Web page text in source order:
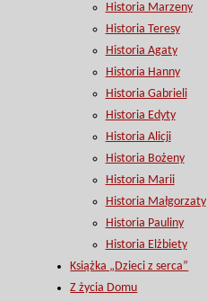
Historia Marzeny
Historia Teresy
Historia Agaty
Historia Hanny
Historia Gabrieli
Historia Edyty
Historia Alicji
Historia Bożeny
Historia Marii
Historia Małgorzaty
Historia Pauliny
Historia Elżbiety
Książka „Dzieci z serca”
Z życia Domu